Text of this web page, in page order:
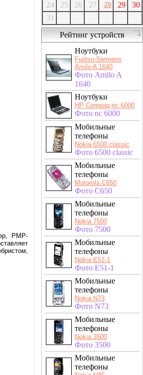
РМР-
24
25 26 27 28 29
30
31
Рейтинг устройств
Ноутбуки
Fujitsu-Siemens
Amilo A 1640
Фото Amilo A
1640
Ноутбуки
HP Compaq nc 6000
Фото nc 6000
Мобильные
телефоны
Nokia 6500 classic
Фото 6500 classic
Мобильные
телефоны
Motorola C650
Фото C650
Мобильные
телефоны
Nokia 7500
Фото 7500
Мобильные
телефоны
Nokia E51-1
Фото E51-1
Мобильные
телефоны
Nokia N73
Фото N73
Мобильные
телефоны
Nokia 3500
Фото 3500
Мобильные
телефоны